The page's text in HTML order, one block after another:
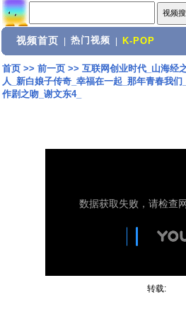
视频首页 热门视频 K-POP
首页>> 前一页>> 互联网创业时代_山海经
人_新白娘子传奇_幸福在一起_那年青春我
作剧之吻_谢文东4_
转载: